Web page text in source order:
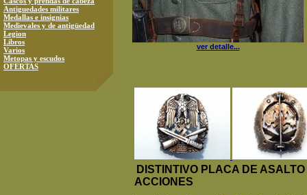
Antiguedades militares
Medallas e insignias
Medievales y de antigüedad
Legion
Libros
Varios
Metopas y escudos
OFERTAS
ver detalle...
DISTINTIVO PLACA DE
ACCIONES